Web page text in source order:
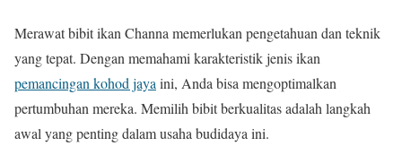
Merawat bibit ikan Channa memerlukan pengetahuan dan teknik
yang tepat. Dengan memahami karakteristik jenis ikan
pemancingan kohod jaya ini, Anda bisa mengoptimalkan
pertumbuhan mereka. Memilih bibit berkualitas adalah langkah
awal yang penting dalam usaha budidaya ini.